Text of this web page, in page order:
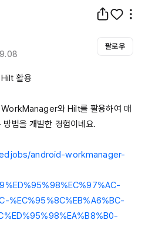
팔로우
Hilt 활용
WorkManager와 Hilt를 활용하여 매
법을 개발한 경험이네요.
android-workmanager-
%EC%95%8C%EB%A6%BC-